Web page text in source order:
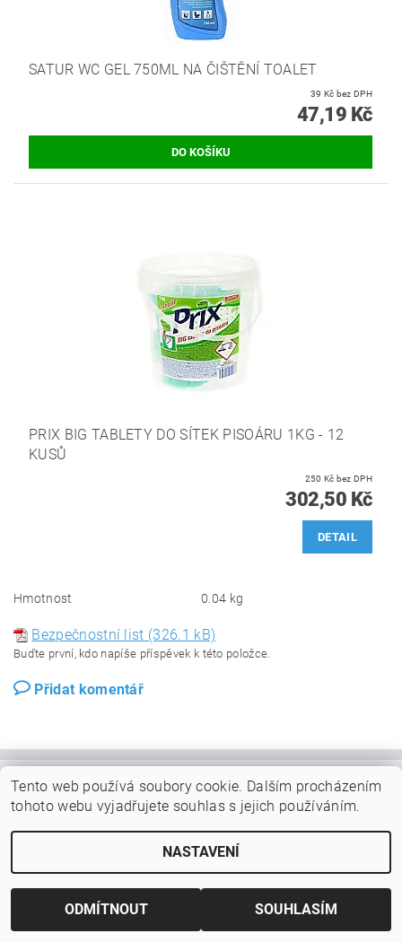
SATUR WC GEL 750ML NA ČIŠTĚNÍ TOALET
39 Kč bez DPH
47,19 Kč
PRIX BIG TABLETY DO SÍTEK PISOÁRU 1KG - 12
KUSŮ
250 Kč bez DPH
302,50 Kč
DETAIL
Hmotnost 0.04 kg
Bezpečnostní list (326.1 kB)
Buďte první, kdo napíše příspěvek k této položce.
Přidat komentář
Tento web používá soubory cookie. Dalším procházením
tohoto webu vyjadřujete souhlas s jejich používáním.
NASTAVENÍ
ODMÍTNOUT SOUHLASÍM